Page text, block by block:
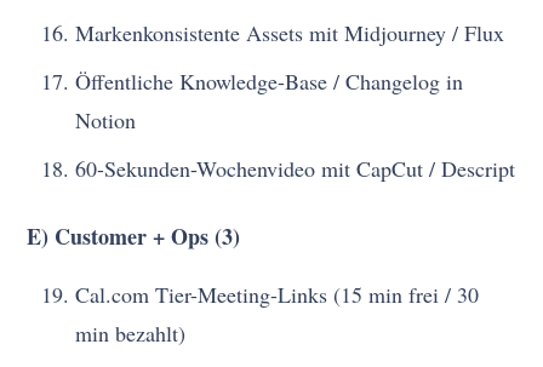
Markenkonsistente Assets mit Midjourney / Flux
Öffentliche Knowledge-Base / Changelog in
Notion
60-Sekunden-Wochenvideo mit CapCut / Descript
E) Customer + Ops (3)
Cal.com Tier-Meeting-Links (15 min frei / 30
min bezahlt)